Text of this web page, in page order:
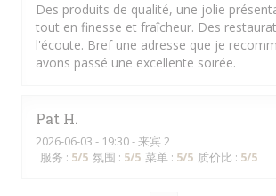
Des produits de qualité, une jolie
tout en finesse et fraîcheur. Des
l'écoute. Bref une adresse que je
avons passé une excellente soirée.
Pat H
2026-06-03 - 19:30 - 来宾 2
服务 : 5/5 氛围 : 5/5 菜单 : 5/5 质价比 : 5/5